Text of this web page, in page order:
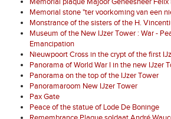
Memorial stone "ter voorkoming van een
Monstrance of the sisters of the H.
Museum of the New IJzer Tower : War -
Emancipation
Nieuwpoort Cross in the crypt of the first
Panorama of World War I in the new IJzer
Panorama on the top of the IJzer Tower
Panoramaroom New IJzer Tower
Pax Gate
Peace of the statue of Lode De Boninge